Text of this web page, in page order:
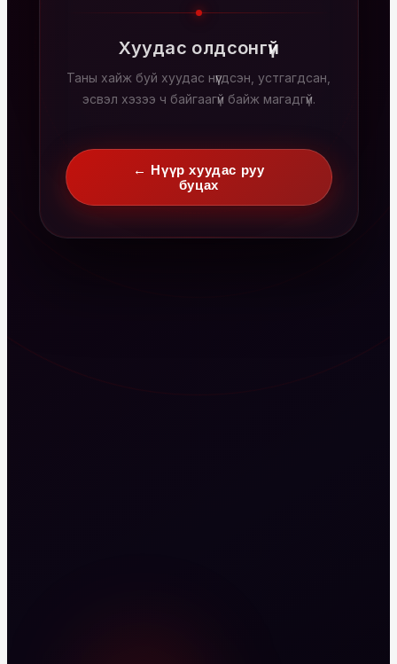
Хуудас олдсонгүй
Таны хайж буй хуудас нүүгдсэн, устгагдсан,
эсвэл хэзээ ч байгаагүй байж магадгүй.
← Нүүр хуудас руу
буцах